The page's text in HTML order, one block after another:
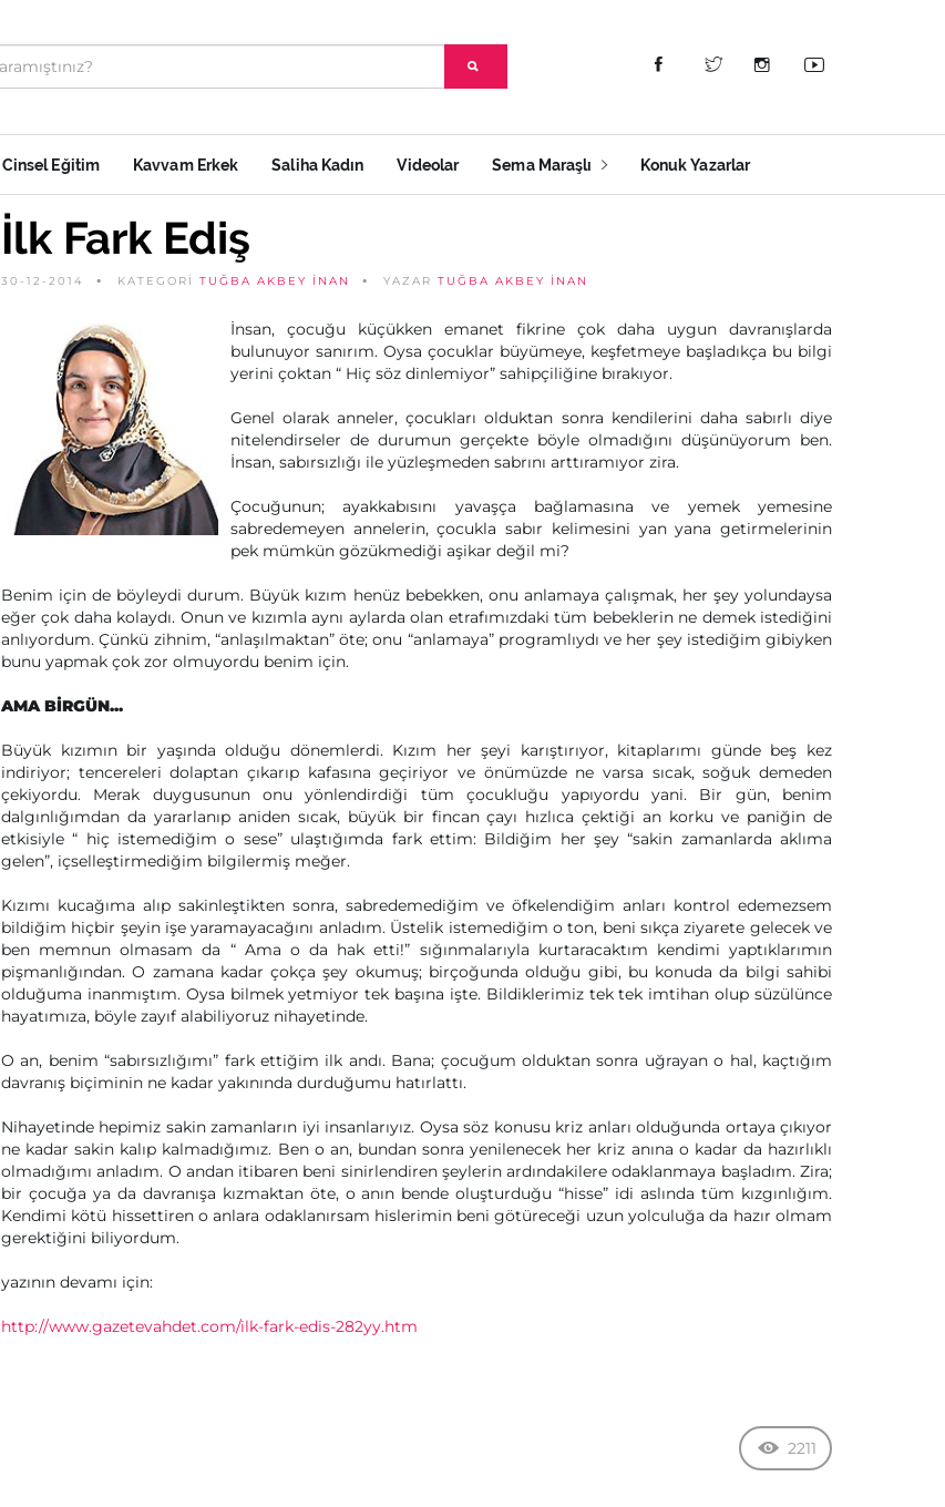
Cinsel Eğitim Kavvam Erkek Saliha Kadın Videolar Sema Maraşlı Konuk Yazarlar
İlk Fark Ediş
30-12-2014 KATEGORİ TUĞBA AKBEY İNAN YAZAR TUĞBA AKBEY İNAN
İnsan, çocuğu küçükken emanet fikrine çok daha uygun davranışlarda
bulunuyor sanırım. Oysa çocuklar büyümeye, keşfetmeye başladıkça bu bilgi
yerini çoktan “ Hiç söz dinlemiyor” sahipçiliğine bırakıyor.
Genel olarak anneler, çocukları olduktan sonra kendilerini daha sabırlı diye
nitelendirseler de durumun gerçekte böyle olmadığını düşünüyorum ben.
İnsan, sabırsızlığı ile yüzleşmeden sabrını arttıramıyor zira.
Çocuğunun; ayakkabısını yavaşça bağlamasına ve yemek yemesine
sabredemeyen annelerin, çocukla sabır kelimesini yan yana getirmelerinin
pek mümkün gözükmediği aşikar değil mi?
Benim için de böyleydi durum. Büyük kızım henüz bebekken, onu anlamaya çalışmak, her şey yolundaysa
eğer çok daha kolaydı. Onun ve kızımla aynı aylarda olan etrafımızdaki tüm bebeklerin ne demek istediğini
anlıyordum. Çünkü zihnim, “anlaşılmaktan” öte; onu “anlamaya” programlıydı ve her şey istediğim gibiyken
bunu yapmak çok zor olmuyordu benim için.
AMA BİRGÜN...
Büyük kızımın bir yaşında olduğu dönemlerdi. Kızım her şeyi karıştırıyor, kitaplarımı günde beş kez
indiriyor; tencereleri dolaptan çıkarıp kafasına geçiriyor ve önümüzde ne varsa sıcak, soğuk demeden
çekiyordu. Merak duygusunun onu yönlendirdiği tüm çocukluğu yapıyordu yani. Bir gün, benim
dalgınlığımdan da yararlanıp aniden sıcak, büyük bir fincan çayı hızlıca çektiği an korku ve paniğin de
etkisiyle “ hiç istemediğim o sese” ulaştığımda fark ettim: Bildiğim her şey “sakin zamanlarda aklıma
gelen”, içselleştirmediğim bilgilermiş meğer.
Kızımı kucağıma alıp sakinleştikten sonra, sabredemediğim ve öfkelendiğim anları kontrol edemezsem
bildiğim hiçbir şeyin işe yaramayacağını anladım. Üstelik istemediğim o ton, beni sıkça ziyarete gelecek ve
ben memnun olmasam da “ Ama o da hak etti!” sığınmalarıyla kurtaracaktım kendimi yaptıklarımın
pişmanlığından. O zamana kadar çokça şey okumuş; birçoğunda olduğu gibi, bu konuda da bilgi sahibi
olduğuma inanmıştım. Oysa bilmek yetmiyor tek başına işte. Bildiklerimiz tek tek imtihan olup süzülünce
hayatımıza, böyle zayıf alabiliyoruz nihayetinde.
O an, benim “sabırsızlığımı” fark ettiğim ilk andı. Bana; çocuğum olduktan sonra uğrayan o hal, kaçtığım
davranış biçiminin ne kadar yakınında durduğumu hatırlattı.
Nihayetinde hepimiz sakin zamanların iyi insanlarıyız. Oysa söz konusu kriz anları olduğunda ortaya çıkıyor
ne kadar sakin kalıp kalmadığımız. Ben o an, bundan sonra yenilenecek her kriz anına o kadar da hazırlıklı
olmadığımı anladım. O andan itibaren beni sinirlendiren şeylerin ardındakilere odaklanmaya başladım. Zira;
bir çocuğa ya da davranışa kızmaktan öte, o anın bende oluşturduğu “hisse” idi aslında tüm kızgınlığım.
Kendimi kötü hissettiren o anlara odaklanırsam hislerimin beni götüreceği uzun yolculuğa da hazır olmam
gerektiğini biliyordum.
yazının devamı için:
http://www.gazetevahdet.com/ilk-fark-edis-282yy.htm
2211